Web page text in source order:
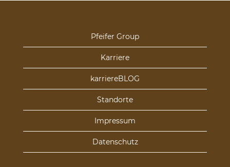
Pfeifer Group
Karriere
karriereBLOG
Standorte
Impressum
Datenschutz